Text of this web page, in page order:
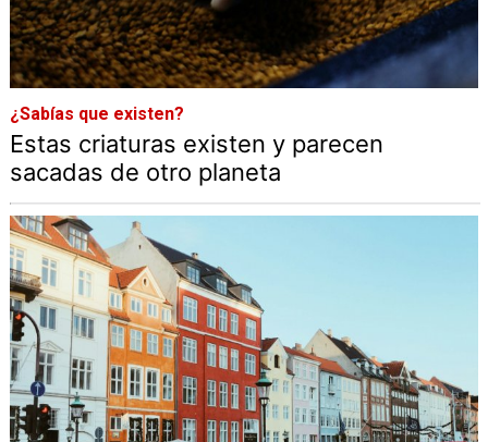
¿Sabías que existen?
Estas criaturas existen y parecen
sacadas de otro planeta